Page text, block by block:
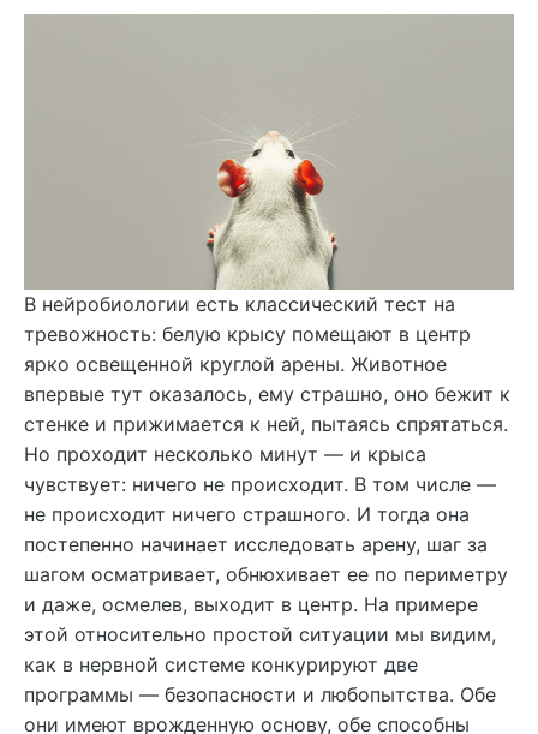
В нейробиологии есть классический тест на
тревожность: белую крысу помещают в центр
ярко освещенной круглой арены. Животное
впервые тут оказалось, ему страшно, оно бежит к
стенке и прижимается к ней, пытаясь спрятаться.
Но проходит несколько минут — и крыса
чувствует: ничего не происходит. В том числе —
не происходит ничего страшного. И тогда она
постепенно начинает исследовать арену, шаг за
шагом осматривает, обнюхивает ее по периметру
и даже, осмелев, выходит в центр. На примере
этой относительно простой ситуации мы видим,
как в нервной системе конкурируют две
программы — безопасности и любопытства. Обе
они имеют врожденную основу, обе способны